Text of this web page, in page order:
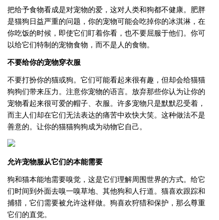
把给予食物看成是对宠物的爱，这对人类和狗都不健康。肥胖
是猫狗日益严重的问题，你的宠物可能会吃掉你的冰淇淋，在
你吃饭的时候，即使它们盯着你看，也不要屈服于他们。你可
以给它们特制的宠物食物，而不是人的食物。
不要给你的宠物穿衣服
不要打扮你的猫或狗。它们可能看起来很有趣，但却会给猫猫
狗狗们带来压力。注意你宠物的语言。放弃那些你认为让你的
宠物看起来很可爱的帽子、衣服。许多宠物只是默默忍受着，
而主人们却在它们无法表达的痛苦中欢快大笑。这种做法不是
善意的。让你的猫猫狗狗成为动物它自己。
允许宠物服从它们的本能需要
狗和猫本能地需要嗅觉，这是它们理解周围世界的方式。给它
们时间到外面去嗅一嗅草地、其他狗和人行道。猫喜欢跟踪和
捕猎，它们需要被允许这样做。狗喜欢狩猎和保护，那么尊重
它们的直觉。